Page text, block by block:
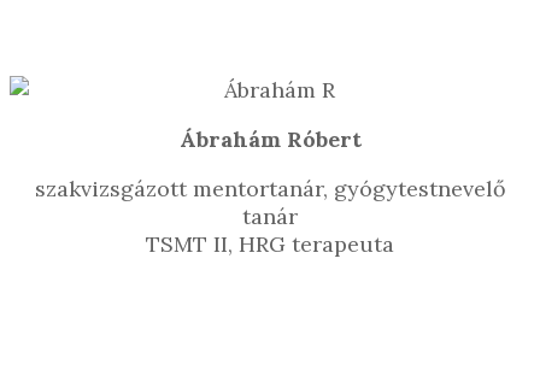
Ábrahám Róbert
szakvizsgázott mentortanár, gyógytestnevelő
tanár
TSMT II, HRG terapeuta